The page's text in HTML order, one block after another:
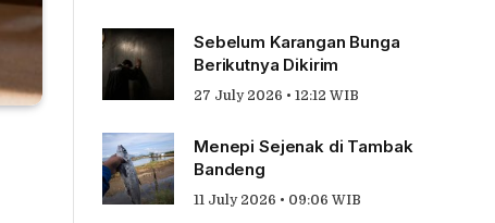
Sebelum Karangan Bunga
Berikutnya Dikirim
27 July 2026 • 12:12 WIB
Menepi Sejenak di Tambak
Bandeng
11 July 2026 • 09:06 WIB